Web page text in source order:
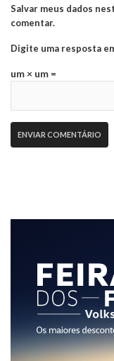
Salvar meus dados
comentar.
Digite uma resposta
um × um =